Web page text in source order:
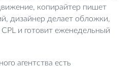
копирайтер пишет
дизайнер делает обложки,
и готовит еженедельный
агентства есть